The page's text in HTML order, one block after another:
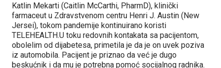
Katlin Mekarti (Caitlin McCarthi, PharmD), klinički
farmaceut u Zdravstvenom centru Henri J. Austin (New
Jersei), tokom pandemije kontinuirano koristi
TELEHEALTH.U toku redovnih kontakata sa pacijentom,
obolelim od dijabetesa, primetila je da je on uvek poziva
iz automobila. Pacijent je priznao da već je dugo
beskućnik i da mu je potrebna pomoć socijalnog radnika.